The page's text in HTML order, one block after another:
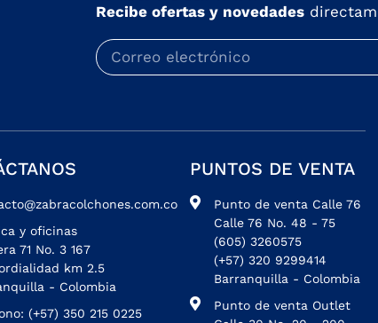
Recibe ofertas y novedades
y oficinas
71 No. 3 167
km 2.5
- Colombia
(+57) 350 215 0225
PUNTOS DE VENTA
Punto de venta Calle 76
Calle 76 No. 48 - 75
(605) 3260575
(+57) 320 9299414
Barranquilla - Colombia
Punto de venta Outlet